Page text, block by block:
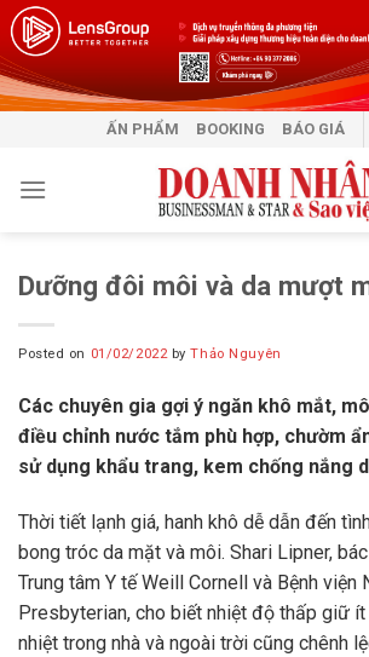
Skip
to
content
ẤN PHẨM BOOKING BÁO GIÁ
Dưỡng đôi môi và da mượt
Posted on 01/02/2022 byThảo Nguyên
Các chuyên gia gợi ý ngăn khô mắt,
điều chỉnh nước tắm phù hợp, chườm
sử dụng khẩu trang, kem chống nắng
Thời tiết lạnh giá, hanh khô dễ dẫn đến
bong tróc da mặt và môi. Shari Lipner,
Trung tâm Y tế Weill Cornell và Bệnh viện
Presbyterian, cho biết nhiệt độ thấp giữ ít
nhiệt trong nhà và ngoài trời cũng chênh